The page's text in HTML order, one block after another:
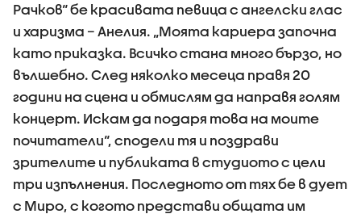
Рачков“ бе красивата певица с ангелски глас
и харизма – Анелия. „Моята кариера започна
като приказка. Всичко стана много бързо, но
вълшебно. След няколко месеца правя 20
години на сцена и обмислям да направя голям
концерт. Искам да подаря това на моите
почитатели“, сподели тя и поздрави
зрителите и публиката в студиото с цели
три изпълнения. Последното от тях бе в дует
с Миро, с когото представи общата им